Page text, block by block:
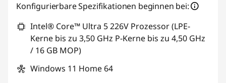
Konfigurierbare Spezifikationen beginnen bei:
Intel® Core™ Ultra 5 226V Prozessor (LPE-
Kerne bis zu 3,50 GHz P-Kerne bis zu 4,50 GHz
/ 16 GB MOP)
Windows 11 Home 64